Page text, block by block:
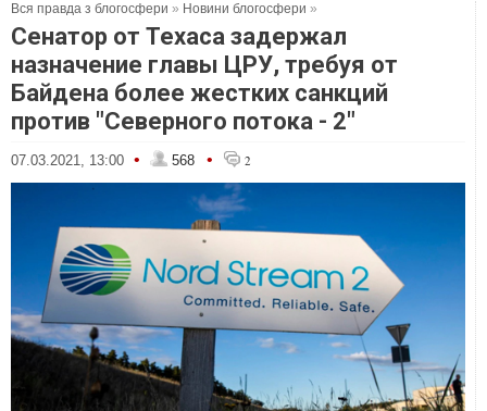
Вся правда з блогосфери » Новини блогосфери »
Сенатор от Техаса задержал
назначение главы ЦРУ, требуя от
Байдена более жестких санкций
против "Северного потока - 2"
07.03.2021, 13:00 • 568 • 2